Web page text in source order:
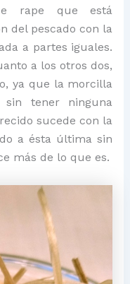
rape que está
del pescado con la
a partes iguales.
a los otros dos,
ya que la morcilla
tener ninguna
sucede con la
a ésta última sin
más de lo que es.